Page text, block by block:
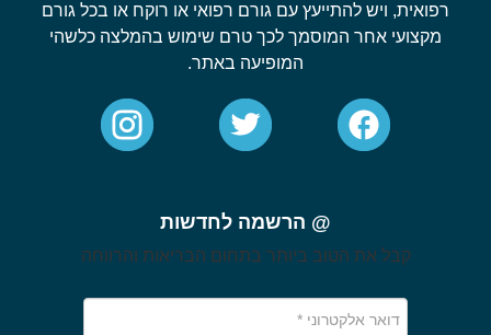
רפואית, ויש להתייעץ עם גורם רפואי או רוקח או בכל גורם
מקצועי אחר המוסמך לכך טרם שימוש בהמלצה כלשהי
המופיעה באתר.
@ הרשמה לחדשות
קבל את הטוב ביותר בתחום הבריאות והרווחה